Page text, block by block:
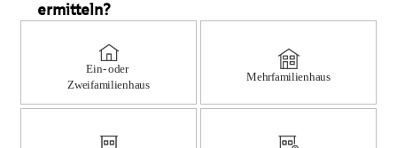
ermitteln?
Ein- oder
Zweifamilienhaus
Mehrfamilienhaus